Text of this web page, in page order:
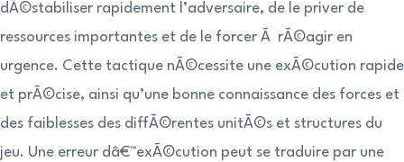
dÃ©stabiliser rapidement l’adversaire, de le priver de
ressources importantes et de le forcer Ã rÃ©agir en
urgence. Cette tactique nÃ©cessite une exÃ©cution rapide
et prÃ©cise, ainsi qu’une bonne connaissance des forces et
des faiblesses des diffÃ©rentes unitÃ©s et structures du
jeu. Une erreur dâ€™exÃ©cution peut se traduire par une